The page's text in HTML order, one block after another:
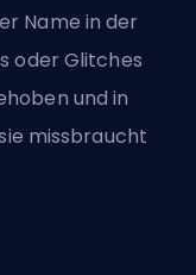
Name in der
oder Glitches
und in
missbraucht